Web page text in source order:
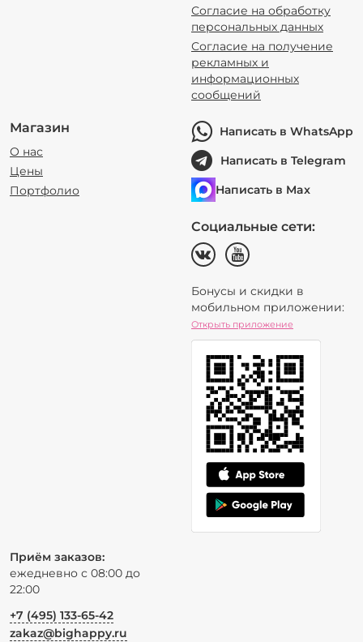
Согласие на обработку
персональных данных
Согласие на получение
рекламных и
информационных
сообщений
Магазин
О нас
Цены
Портфолио
Написать в WhatsApp
Написать в Telegram
Написать в Max
Социальные сети:
Бонусы и скидки в
мобильном приложении:
Открыть приложение
Приём заказов:
ежедневно с 08:00 до
22:00
+7 (495) 133-65-42
zakaz@bighappy.ru